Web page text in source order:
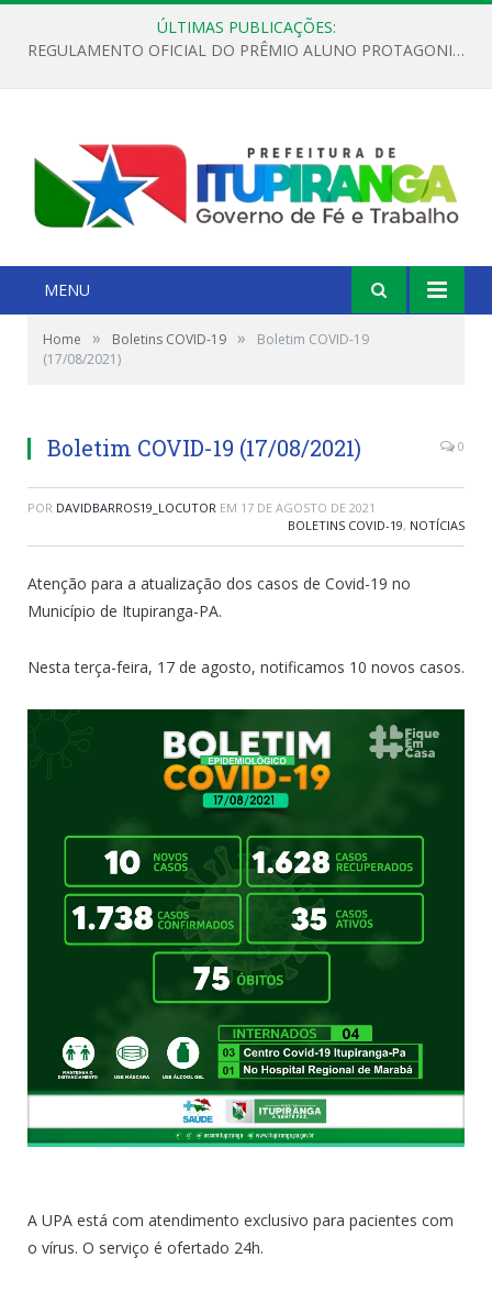
ÚLTIMAS PUBLICAÇÕES:
REGULAMENTO OFICIAL DO PRÊMIO ALUNO PROTAGONISTA – EDIÇÃO 2026
MENU
Home » Boletins COVID-19 »
Boletim COVID-19
(17/08/2021)
Boletim COVID-19 (17/08/2021) 0
POR DAVIDBARROS19_LOCUTOR EM 17 DE AGOSTO DE 2021
BOLETINS COVID-19, NOTÍCIAS
Atenção para a atualização dos casos de Covid-19 no
Município de Itupiranga-PA.
Nesta terça-feira, 17 de agosto, notificamos 10 novos casos.
A UPA está com atendimento exclusivo para pacientes com
o vírus. O serviço é ofertado 24h.